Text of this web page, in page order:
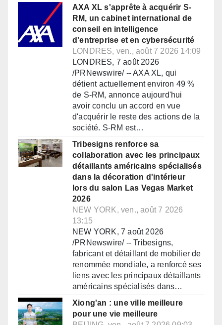
AXA XL s'apprête à acquérir S-
RM, un cabinet international de
conseil en intelligence
d'entreprise et en cybersécurité
LONDRES, ven., août 7 2026 14:09
LONDRES, 7 août 2026
/PRNewswire/ -- AXA XL, qui
détient actuellement environ 49 %
de S-RM, annonce aujourd'hui
avoir conclu un accord en vue
d'acquérir le reste des actions de la
société. S-RM est…
Tribesigns renforce sa
collaboration avec les principaux
détaillants américains spécialisés
dans la décoration d'intérieur
lors du salon Las Vegas Market
2026
NEW YORK, ven., août 7 2026
13:15
NEW YORK, 7 août 2026
/PRNewswire/ -- Tribesigns,
fabricant et détaillant de mobilier de
renommée mondiale, a renforcé ses
liens avec les principaux détaillants
américains spécialisés dans…
Xiong'an : une ville meilleure
pour une vie meilleure